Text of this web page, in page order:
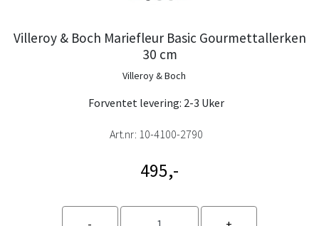
Villeroy & Boch Mariefleur Basic Gourmettallerken
30 cm
Villeroy & Boch
Forventet levering: 2-3 Uker
Art.nr: 10-4100-2790
495,-